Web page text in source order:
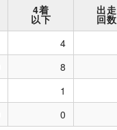
4着
以下
出走
回数
4
8
1
0